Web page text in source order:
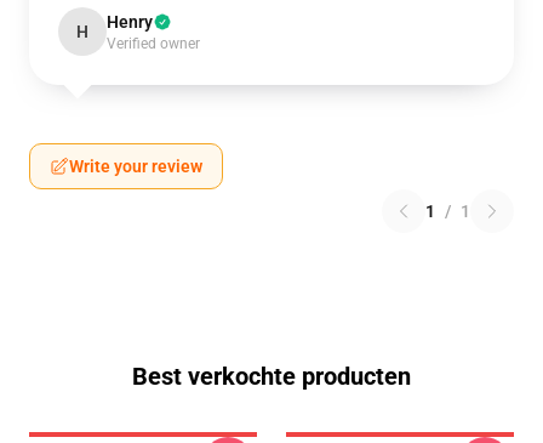
H Henry
Verified owner
Write your review
1 / 1
Best verkochte producten